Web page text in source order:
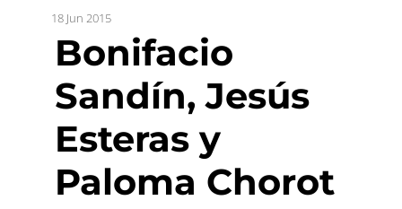
18 Jun 2015
Bonifacio
Sandín, Jesús
Esteras y
Paloma Chorot